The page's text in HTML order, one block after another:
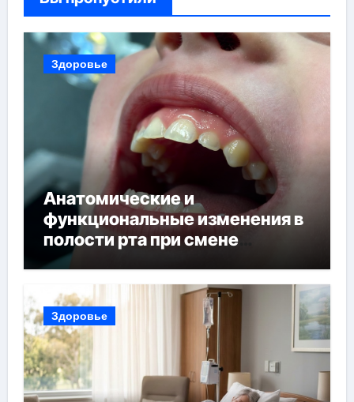
Здоровье
Анатомические и
функциональные изменения в
полости рта при смене
прикуса
Здоровье